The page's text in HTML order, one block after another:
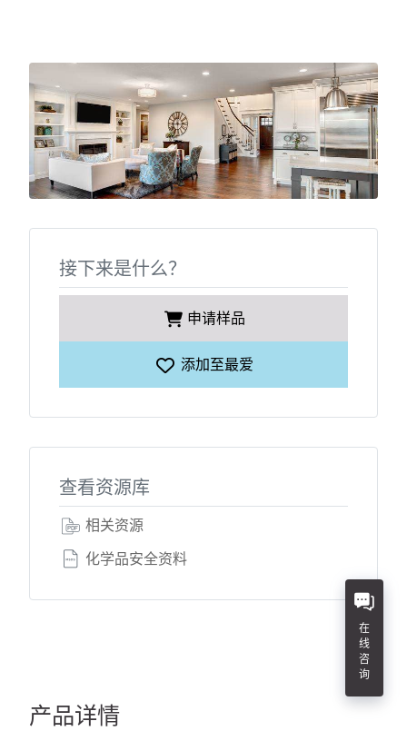
接下来是什么？
申请样品
添加至最爱
查看资源库
相关资源
化学品安全资料
产品详情
在
线
咨
询